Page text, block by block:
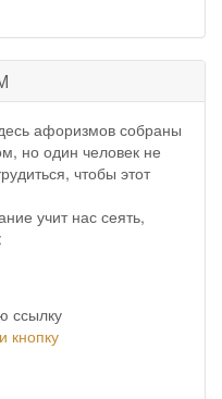
афоризмов собраны
но один человек не
чтобы этот
учит нас сеять,
ссылку
кнопку